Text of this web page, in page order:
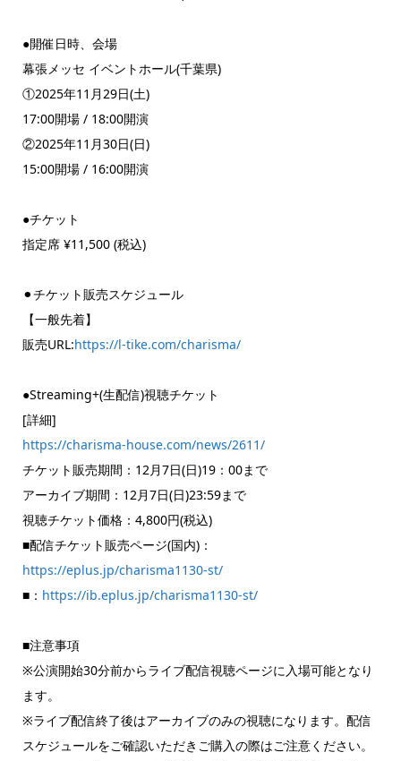
●開催日時、会場
幕張メッセ イベントホール(千葉県)
①2025年11月29日(土)
17:00開場 / 18:00開演
②2025年11月30日(日)
15:00開場 / 16:00開演
●チケット
指定席 ¥11,500 (税込)
⚫︎チケット販売スケジュール
【一般先着】
販売URL:https://l-tike.com/charisma/
●Streaming+(生配信)視聴チケット
[詳細]
https://charisma-house.com/news/2611/
チケット販売期間：12月7日(日)19：00まで
アーカイブ期間：12月7日(日)23:59まで
視聴チケット価格：4,800円(税込)
■配信チケット販売ページ(国内)：
https://eplus.jp/charisma1130-st/
■： https://ib.eplus.jp/charisma1130-st/
■注意事項
※公演開始30分前からライブ配信視聴ページに入場可能となり
ます。
※ライブ配信終了後はアーカイブのみの視聴になります。配信
スケジュールをご確認いただきご購入の際はご注意ください。